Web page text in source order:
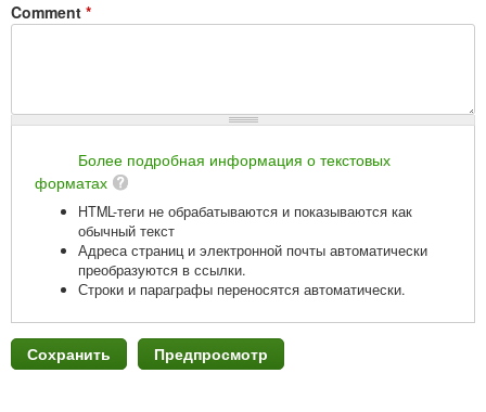
Comment *
Более подробная информация о текстовых
форматах
HTML-теги не обрабатываются и показываются как
обычный текст
Адреса страниц и электронной почты автоматически
преобразуются в ссылки.
Строки и параграфы переносятся автоматически.